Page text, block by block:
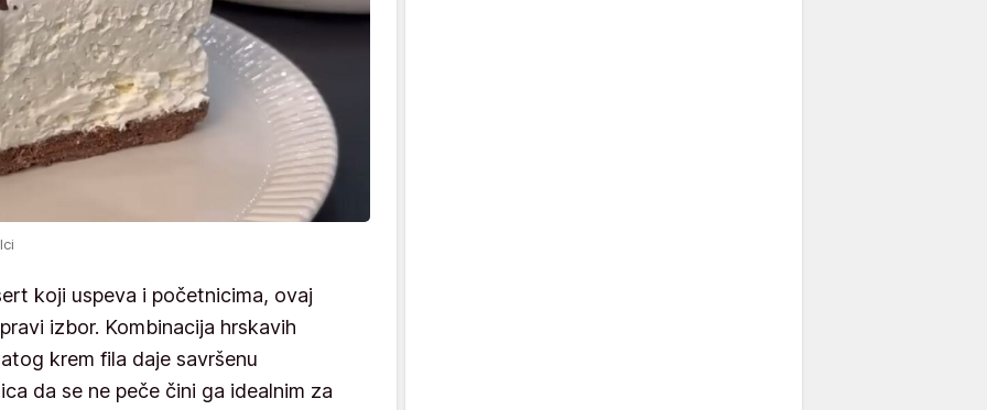
koji uspeva i početnicima, ovaj
izbor. Kombinacija hrskavih
krem fila daje savršenu
da se ne peče čini ga idealnim za